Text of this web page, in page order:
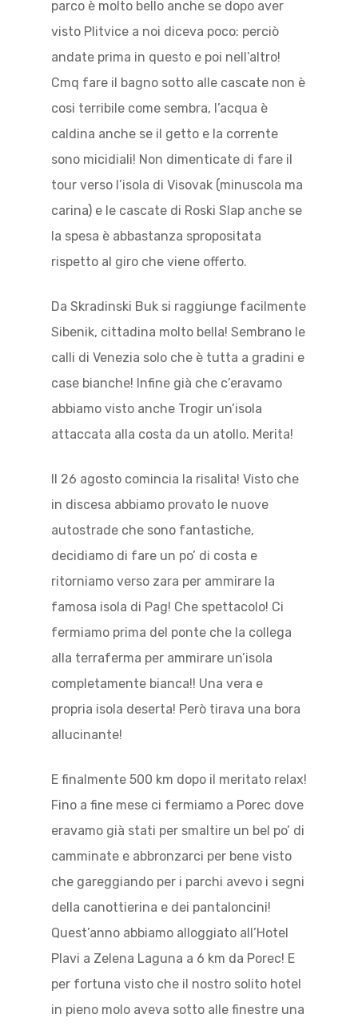
parco è molto bello anche se dopo aver
visto Plitvice a noi diceva poco: perciò
andate prima in questo e poi nell’altro!
Cmq fare il bagno sotto alle cascate non è
cosi terribile come sembra, l’acqua è
caldina anche se il getto e la corrente
sono micidiali! Non dimenticate di fare il
tour verso l’isola di Visovak (minuscola ma
carina) e le cascate di Roski Slap anche se
la spesa è abbastanza spropositata
rispetto al giro che viene offerto.
Da Skradinski Buk si raggiunge facilmente
Sibenik, cittadina molto bella! Sembrano le
calli di Venezia solo che è tutta a gradini e
case bianche! Infine già che c’eravamo
abbiamo visto anche Trogir un’isola
attaccata alla costa da un atollo. Merita!
Il 26 agosto comincia la risalita! Visto che
in discesa abbiamo provato le nuove
autostrade che sono fantastiche,
decidiamo di fare un po’ di costa e
ritorniamo verso zara per ammirare la
famosa isola di Pag! Che spettacolo! Ci
fermiamo prima del ponte che la collega
alla terraferma per ammirare un’isola
completamente bianca!! Una vera e
propria isola deserta! Però tirava una bora
allucinante!
E finalmente 500 km dopo il meritato relax!
Fino a fine mese ci fermiamo a Porec dove
eravamo già stati per smaltire un bel po’ di
camminate e abbronzarci per bene visto
che gareggiando per i parchi avevo i segni
della canottierina e dei pantaloncini!
Quest’anno abbiamo alloggiato all’Hotel
Plavi a Zelena Laguna a 6 km da Porec! E
per fortuna visto che il nostro solito hotel
in pieno molo aveva sotto alle finestre una